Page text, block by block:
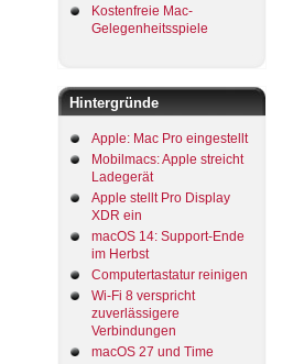
Kostenfreie Mac-
Gelegenheitsspiele
Hintergründe
Apple: Mac Pro eingestellt
Mobilmacs: Apple streicht
Ladegerät
Apple stellt Pro Display
XDR ein
macOS 14: Support-Ende
im Herbst
Computertastatur reinigen
Wi-Fi 8 verspricht
zuverlässigere
Verbindungen
macOS 27 und Time